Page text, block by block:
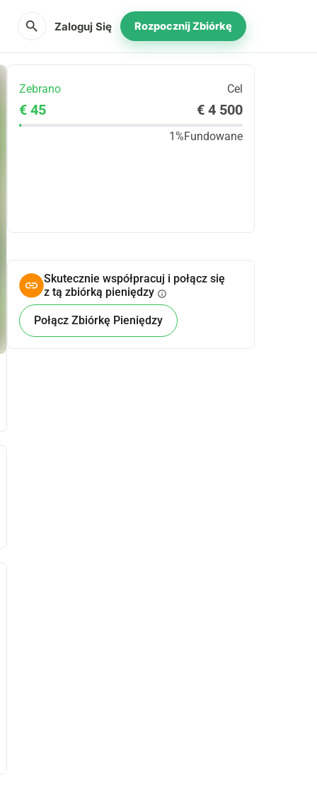
search Zaloguj Się Rozpocznij Zbiórkę
Zebrano Cel
€ 45 € 4 500
1%Fundowane
Skutecznie współpracuj i połącz się
z tą zbiórką pieniędzy info
Połącz Zbiórkę Pieniędzy